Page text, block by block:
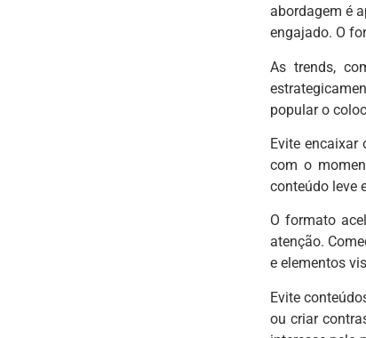
abordagem é
engajado. O
As trends,
popular o
Evite encaixar
com o
conteúdo leve
O formato
atenção.
e elementos
Evite
ou criar